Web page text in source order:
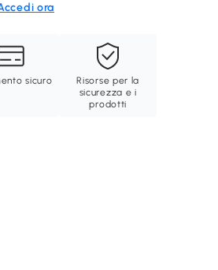
ora
sicuro
Risorse per la
sicurezza e i
prodotti